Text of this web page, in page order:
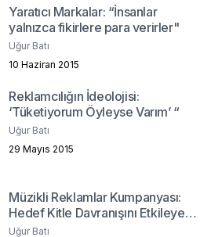
Yaratıcı Markalar: “İnsanlar
yalnızca fikirlere para verirler"
Uğur Batı
10 Haziran 2015
Reklamcılığın İdeolojisi:
‘Tüketiyorum Öyleyse Varım’ “
Uğur Batı
29 Mayıs 2015
Müzikli Reklamlar Kumpanyası:
Hedef Kitle Davranışını Etkileyen
Bir Unsur Olarak Markaların
Uğur Batı